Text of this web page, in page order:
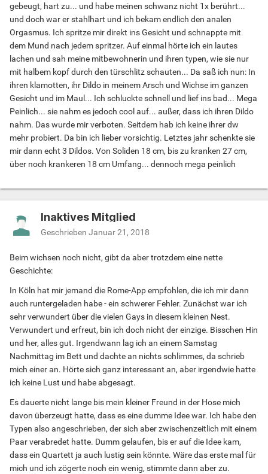
gebeugt, hart zu... und habe meinen schwanz nicht 1x berührt...
und doch war er stahlhart und ich bekam endlich den analen
Orgasmus. Ich spritze mir direkt ins Gesicht und schnappte mit
dem Mund nach jedem spritzer. Auf einmal hörte ich ein lautes
lachen und sah meine mitbewohnerin und ihren typen, wie sie nur
mit halbem kopf durch den türschlitz schauten... Da saß ich nun: In
ihren klamotten, ihr Dildo in meinem Arsch und Wichse im ganzen
Gesicht und im Maul... Ich schluckte schnell und lief ins bad... Mega
Peinlich... sie nahm es jedoch cool auf... außer, dass ich ihren Dildo
nahm. Das wurde mir verboten. Seitdem hab ich keine ihrer dw
mehr probiert. Da bin ich lieber vorsichtig. Letztes jahr schenkte sie
mir dann echt 3 Dildos. Von Soliden 18 cm, bis zu kranken 27 cm,
über noch krankeren 18 cm Umfang... dennoch mega peinlich
Inaktives Mitglied
Geschrieben Januar 21, 2018
Beim wichsen noch nicht, gibt da aber trotzdem eine nette
Geschichte:
In Köln hat mir jemand die Rome-App empfohlen, die ich mir dann
auch runtergeladen habe - ein schwerer Fehler. Zunächst war ich
sehr verwundert über die vielen Gays in diesem kleinen Nest.
Verwundert und erfreut, bin ich doch nicht der einzige. Bisschen Hin
und her, alles gut. Irgendwann lag ich an einem Samstag
Nachmittag im Bett und dachte an nichts schlimmes, da schrieb
mich einer an. Hörte sich ganz interessant an, aber irgendwie hatte
ich keine Lust und habe abgesagt.
Es dauerte nicht lange bis mein kleiner Freund in der Hose mich
davon überzeugt hatte, dass es eine dumme Idee war. Ich habe den
Typen also angeschrieben, der sich aber zwischenzeitlich mit einem
Paar verabredet hatte. Dumm gelaufen, bis er auf die Idee kam,
dass ein Quartett ja auch lustig sein könnte. Wäre das erste mal für
mich und ich zögerte noch ein wenig, stimmte dann aber zu.